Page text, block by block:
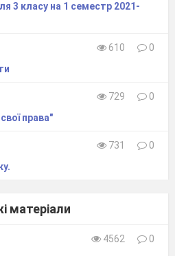
3 класу на 1 семестр 2021-
610
0
729
0
права"
731
0
матеріали
4562
0